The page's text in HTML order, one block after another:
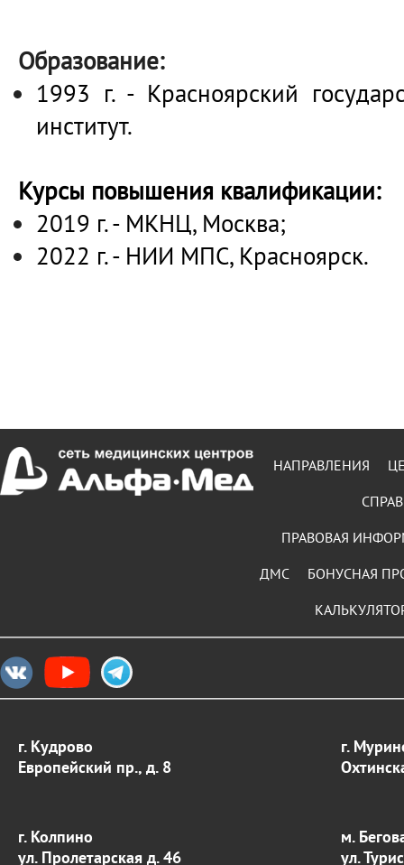
Образование:
1993 г. - Красноярский
институт.
Курсы повышения квалификации:
2019 г. - МКНЦ, Москва;
2022 г. - НИИ МПС, Красноярск.
НАПРАВЛЕНИЯ
ПРАВОВАЯ
БОНУСНАЯ
ДМС
г. Кудрово
Европейский пр., д. 8
г.
г. Колпино
ул. Пролетарская д. 46
м.
ул.